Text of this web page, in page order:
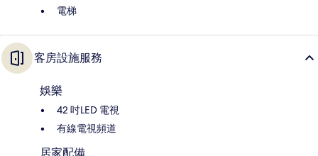
電梯
客房設施服務
娛樂
42 吋LED 電視
有線電視頻道
居家配備